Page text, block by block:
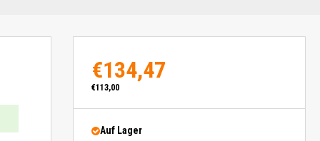
€134,47
€113,00
Auf Lager